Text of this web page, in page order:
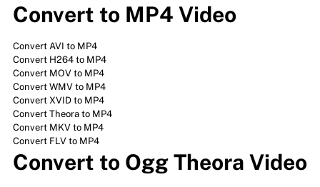
Convert to MP4 Video
Convert AVI to MP4
Convert H264 to MP4
Convert MOV to MP4
Convert WMV to MP4
Convert XVID to MP4
Convert Theora to MP4
Convert MKV to MP4
Convert FLV to MP4
Convert to Ogg Theora Video